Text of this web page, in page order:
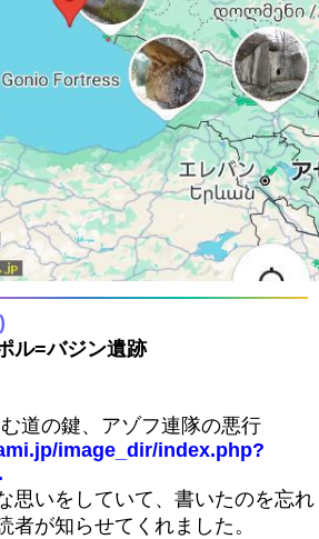
ル=バジン遺跡
道の鍵、アゾフ連隊の悪行
image_dir/index.php?
思いをしていて、書いたのを忘れ
者が知らせてくれました。